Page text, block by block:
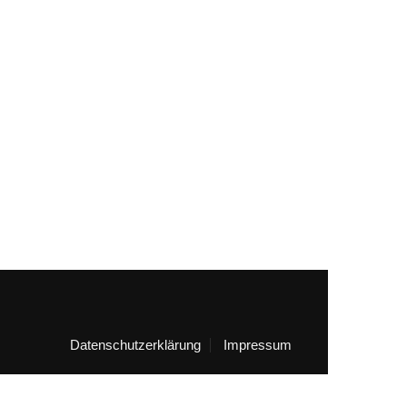
Datenschutzerklärung Impressum